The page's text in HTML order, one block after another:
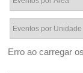
Erro ao carregar